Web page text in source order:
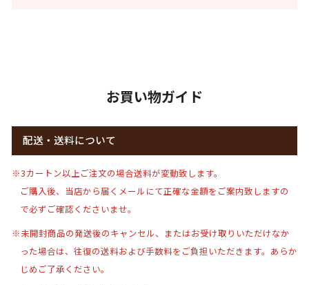
お買い物ガイド
配送・送料について
※3カートン以上ご注文の場合送料が変動致します。
ご購入後、当店から届くメールにて正確な金額をご案内致しますの
で必ずご確認くださいませ。
※未開封商品の発送後のキャンセル、またはお受け取りいただけなか
った場合は、往復の送料および手数料をご負担いただきます。 あらか
じめご了承ください。